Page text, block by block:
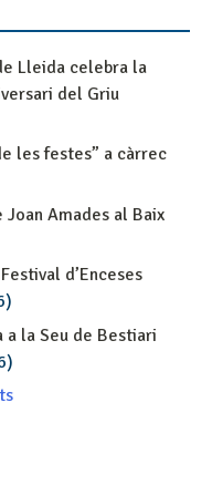
Lleida celebra la
del Griu
les festes” a càrrec
Amades al Baix
d’Enceses
a la Seu de Bestiari